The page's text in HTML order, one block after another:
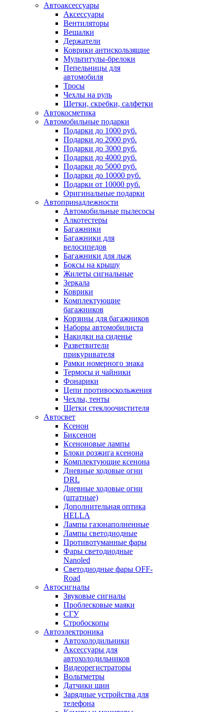
Автоаксессуары
Аксессуары
Вентиляторы
Вешалки
Держатели
Коврики антискользящие
Мультитулы-брелоки
Пепельницы для
автомобиля
Тросы
Чехлы на руль
Щетки, скребки, салфетки
Автокосметика
Автомобильные подарки
Подарки до 1000 руб.
Подарки до 2000 руб.
Подарки до 3000 руб.
Подарки до 4000 руб.
Подарки до 5000 руб.
Подарки до 10000 руб.
Подарки от 10000 руб.
Оригинальные подарки
Автопринадлежности
Автомобильные пылесосы
Алкотестеры
Багажники
Багажники для
велосипедов
Багажники для лыж
Боксы на крышу
Жилеты сигнальные
Зеркала
Коврики
Комплектующие
багажников
Корзины для багажников
Наборы автомобилиста
Накидки на сиденье
Разветвители
прикуривателя
Рамки номерного знака
Термосы и чайники
Фонарики
Цепи противоскольжения
Чехлы, тенты
Щетки стеклоочистителя
Автосвет
Ксенон
Биксенон
Ксеноновые лампы
Блоки розжига ксенона
Комплектующие ксенона
Дневные ходовые огни
DRL
Дневные ходовые огни
(штатные)
Дополнительная оптика
HELLA
Лампы газонаполненные
Лампы светодиодные
Противотуманные фары
Фары светодиодные
Nanoled
Светодиодные фары OFF-
Road
Автосигналы
Звуковые сигналы
Проблесковые маяки
СГУ
Стробоскопы
Автоэлектроника
Автохолодильники
Аксессуары для
автохолодильников
Видеорегистраторы
Вольтметры
Датчики шин
Зарядные устройства для
телефона